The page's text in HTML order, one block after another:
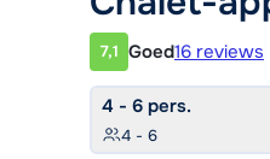
7,1 Goed16 reviews
4 - 6 pers.
4 - 6